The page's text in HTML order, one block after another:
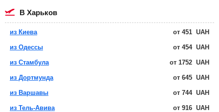
в Харьков
из Киева от 451 UAH
из Одессы от 454 UAH
из Стамбула от 1752 UAH
из Дортмунда от 645 UAH
из Варшавы от 744 UAH
из Тель-Авива от 916 UAH